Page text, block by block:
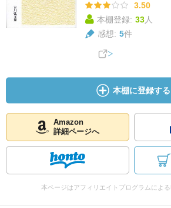
3.50
本棚登録: 33人
感想: 5件
本棚に登録する
Amazon
詳細ページへ
本ページはアフィリエイトプログラムによ